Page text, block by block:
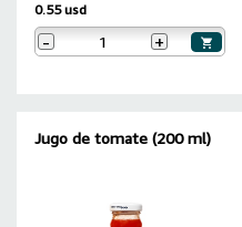
0.55 usd
- +
Jugo de tomate (200 ml)